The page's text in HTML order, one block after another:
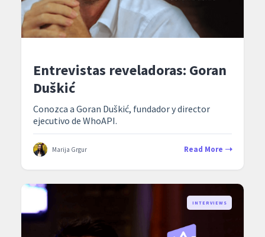
Entrevistas reveladoras: Goran
Duškić
Conozca a Goran Duškić, fundador y director
ejecutivo de WhoAPI.
Marija Grgur Read More
INTERVIEWS